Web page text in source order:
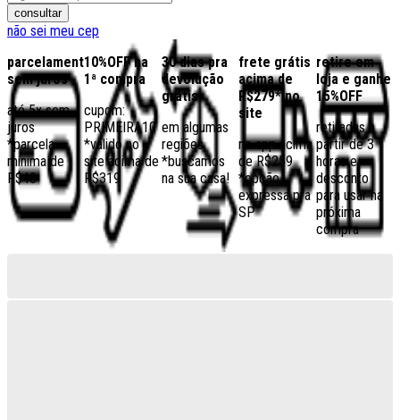
consultar
não sei meu cep
parcelamento
sem juros
até 5x sem
juros
*parcela
mínima de
R$40
10%OFF na
1ª compra
cupom:
PRIMEIRA10
*válido no
site acima de
R$319
30 dias pra
devolução
grátis
em algumas
regiões,
*buscamos
na sua casa!
frete grátis
acima de
R$279* no
site
no app acima
de R$259
*opção
expressa pra
SP
retire em
loja e ganhe
15%OFF
retiradas a
partir de 3
horas e
desconto
para usar na
próxima
compra